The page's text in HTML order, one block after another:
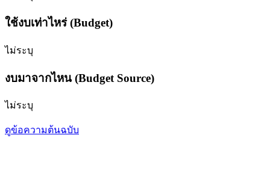
ใช้งบเท่าไหร่ (Budget)
ไม่ระบุ
งบมาจากไหน (Budget Source)
ไม่ระบุ
ดูข้อความต้นฉบับ